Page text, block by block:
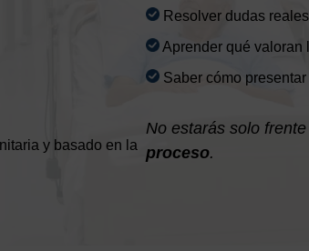
y basado en la
Resolver dudas
Aprender qué valoran
Saber cómo
No estarás solo
proceso.